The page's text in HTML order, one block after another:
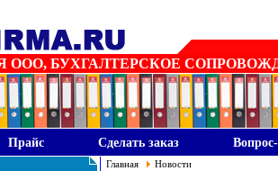
ООО, БУХГАЛТЕРСКОЕ
Прайс Сделать заказ
Главная Новости